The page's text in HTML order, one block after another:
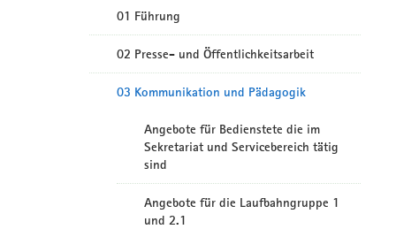
01 Führung
02 Presse- und Öffentlichkeitsarbeit
03 Kommunikation und Pädagogik
Angebote für Bedienstete die im
Sekretariat und Servicebereich tätig
sind
Angebote für die Laufbahngruppe 1
und 2.1